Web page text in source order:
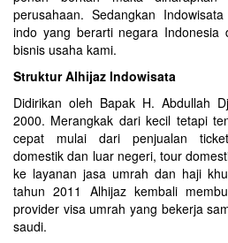
perusahaan. Sedangkan
indo yang berarti negara Indonesia
bisnis usaha kami.
Struktur Alhijaz Indowisata
Didirikan oleh Bapak H. Abdullah
2000. Merangkak dari kecil tetapi
cepat mulai dari penjualan
domestik dan luar negeri, tour
ke layanan jasa umrah dan haji
tahun 2011 Alhijaz kembali
provider visa umrah yang bekerja
saudi.